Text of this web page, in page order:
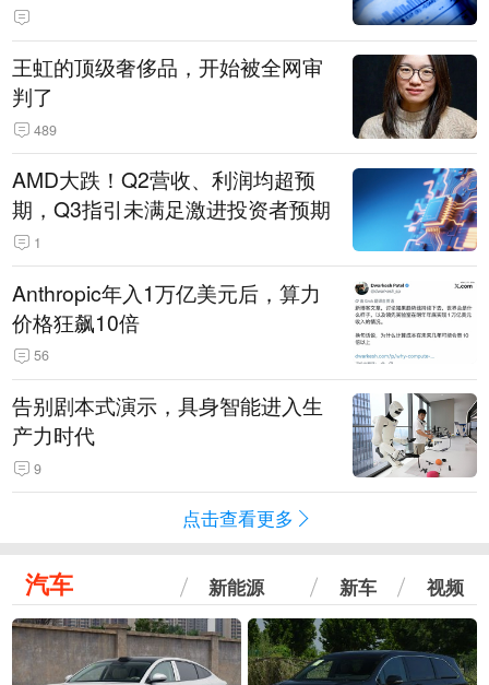
王虹的顶级奢侈品，开始被全网审
判了
489
AMD大跌！Q2营收、利润均超预
期，Q3指引未满足激进投资者预期
1
Anthropic年入1万亿美元后，算力
价格狂飙10倍
56
告别剧本式演示，具身智能进入生
产力时代
9
点击查看更多
汽车 新能源 新车 视频